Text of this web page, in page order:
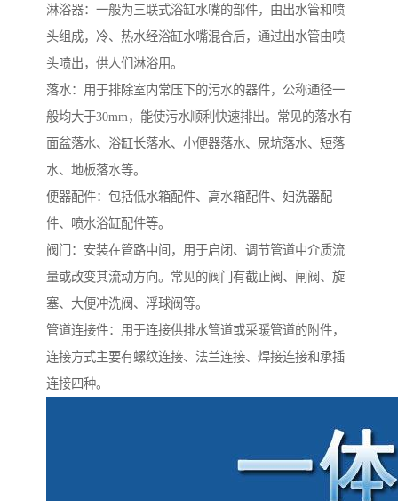
淋浴器：一般为三联式浴缸水嘴的部件，由出水管和喷
头组成，冷、热水经浴缸水嘴混合后，通过出水管由喷
头喷出，供人们淋浴用。
落水：用于排除室内常压下的污水的器件，公称通径一
般均大于30mm，能使污水顺利快速排出。常见的落水有
面盆落水、浴缸长落水、小便器落水、尿坑落水、短落
水、地板落水等。
便器配件：包括低水箱配件、高水箱配件、妇洗器配
件、喷水浴缸配件等。
阀门：安装在管路中间，用于启闭、调节管道中介质流
量或改变其流动方向。常见的阀门有截止阀、闸阀、旋
塞、大便冲洗阀、浮球阀等。
管道连接件：用于连接供排水管道或采暖管道的附件，
连接方式主要有螺纹连接、法兰连接、焊接连接和承插
连接四种。